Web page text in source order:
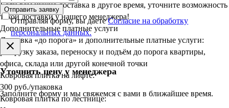
Если вам нужна доставка в другое время, уточните возможность
такой доставки у нашего менеджера!
Дополнительные платные услуги
Доставка «до порога» и дополнительные платные услуги:
разгрузку заказа, переноску и подъём до порога квартиры,
офиса, склада или другой конечной точки
Ковровая плитка на лифте:
300 руб./упаковка
Ковровая плитка по лестнице:
Отправить заявку
Отправляя форму, вы даетеСогласие на обработку
персональных данных.
Уточнить цену у менеджера
Заполните форму и мы свяжемся с вами в ближайшее время.